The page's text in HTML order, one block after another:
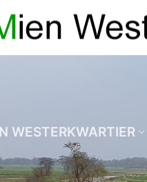
WESTERKWARTIER